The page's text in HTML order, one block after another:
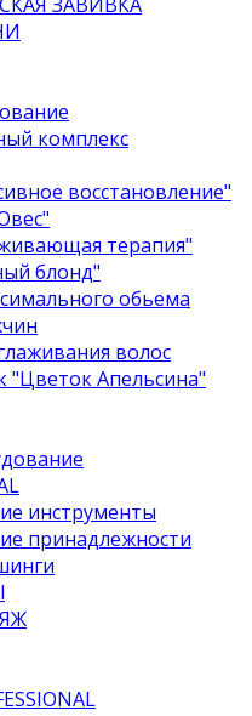
комплекс
восстановление"
терапия"
блонд"
обьема
волос
"Цветок Апельсина"
инструменты
принадлежности